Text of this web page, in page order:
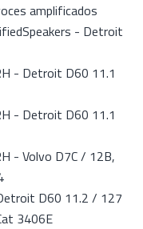
amplificados
- Detroit
- Detroit D60 11.1
- Detroit D60 11.1
- Volvo D7C / 12B,
D60 11.2 / 127
3406E